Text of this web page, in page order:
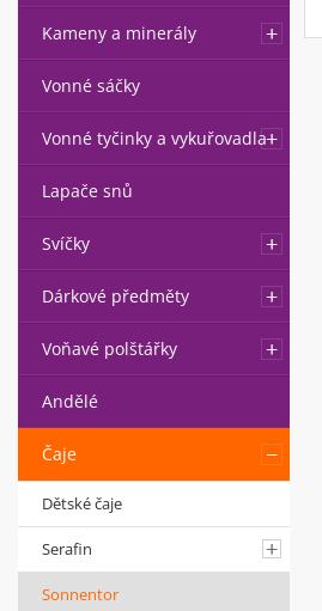
Kameny a minerály
Vonné sáčky
Vonné tyčinky a vykuřovadla
Lapače snů
Svíčky
Dárkové předměty
Voňavé polštářky
Andělé
Čaje
Dětské čaje
Serafin
Sonnentor